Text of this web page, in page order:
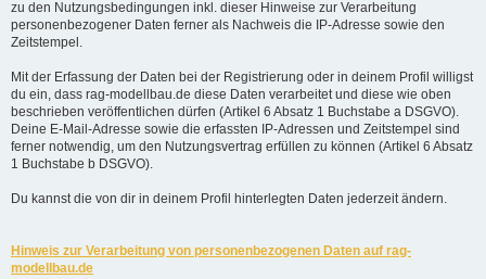
zu den Nutzungsbedingungen inkl. dieser Hinweise zur Verarbeitung
personenbezogener Daten ferner als Nachweis die IP-Adresse sowie den
Zeitstempel.
Mit der Erfassung der Daten bei der Registrierung oder in deinem Profil willigst
du ein, dass rag-modellbau.de diese Daten verarbeitet und diese wie oben
beschrieben veröffentlichen dürfen (Artikel 6 Absatz 1 Buchstabe a DSGVO).
Deine E-Mail-Adresse sowie die erfassten IP-Adressen und Zeitstempel sind
ferner notwendig, um den Nutzungsvertrag erfüllen zu können (Artikel 6 Absatz
1 Buchstabe b DSGVO).
Du kannst die von dir in deinem Profil hinterlegten Daten jederzeit ändern.
Hinweis zur Verarbeitung von personenbezogenen Daten auf rag-
modellbau.de